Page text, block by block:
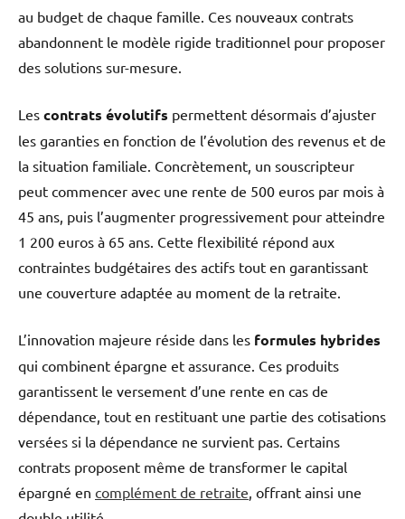
au budget de chaque famille. Ces nouveaux contrats
abandonnent le modèle rigide traditionnel pour proposer
des solutions sur-mesure.
Les contrats évolutifs permettent désormais d’ajuster
les garanties en fonction de l’évolution des revenus et de
la situation familiale. Concrètement, un souscripteur
peut commencer avec une rente de 500 euros par mois à
45 ans, puis l’augmenter progressivement pour atteindre
1 200 euros à 65 ans. Cette flexibilité répond aux
contraintes budgétaires des actifs tout en garantissant
une couverture adaptée au moment de la retraite.
L’innovation majeure réside dans les formules hybrides
qui combinent épargne et assurance. Ces produits
garantissent le versement d’une rente en cas de
dépendance, tout en restituant une partie des cotisations
versées si la dépendance ne survient pas. Certains
contrats proposent même de transformer le capital
épargné en complément de retraite , offrant ainsi une